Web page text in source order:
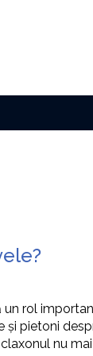
rol
pietoni
nu